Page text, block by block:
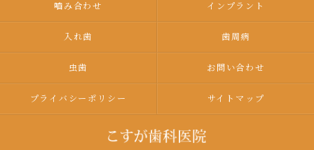
嚙み合わせ インプラント
入れ歯 歯周病
虫歯 お問い合わせ
プライバシーポリシー サイトマップ